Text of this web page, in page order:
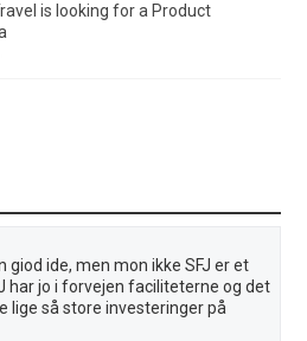
is looking for a Product
giod ide, men mon ikke SFJ er et
har jo i forvejen faciliteterne og det
lige så store investeringer på